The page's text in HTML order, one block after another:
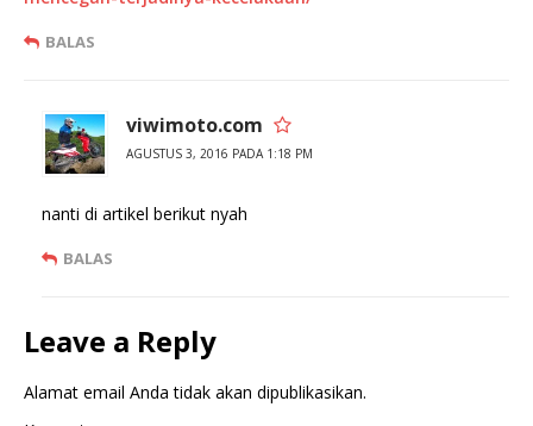
BALAS
viwimoto.com
AGUSTUS 3, 2016 PADA 1:18 PM
nanti di artikel berikut nyah
BALAS
Leave a Reply
Alamat email Anda tidak akan dipublikasikan.